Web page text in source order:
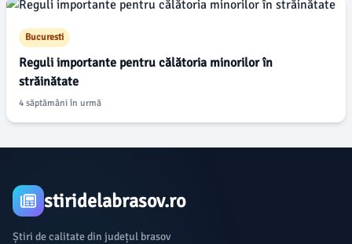
Bucuresti
Reguli importante pentru călătoria minorilor în
străinătate
4 săptămâni în urmă
stiridelabrasov.ro
Știri de calitate din județul brasov